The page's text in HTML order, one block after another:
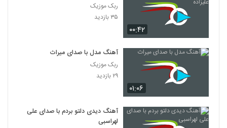
۰۰:۴۲
ربک موزیک
۳۵ بازدید
۰۱:۰۶
آهنگ مدل با صدای میراث
ربک موزیک
۲۹ بازدید
آهنگ دیدی دلتو بردم با صدای علی
لهراسبی